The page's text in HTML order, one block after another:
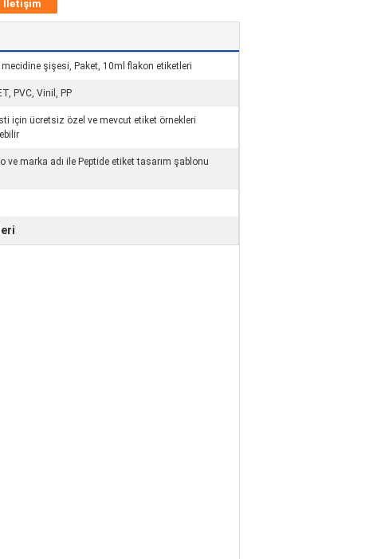
İletişim
şişesi, Paket, 10ml flakon etiketleri
PVC, Vinil, PP
için ücretsiz özel ve mevcut etiket örnekleri
ve marka adı ile Peptide etiket tasarım şablonu